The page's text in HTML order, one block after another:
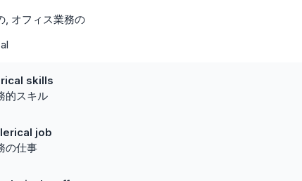
オフィス業務の
skills
的スキル
job
の仕事